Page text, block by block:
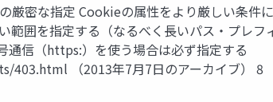
厳密な指定 Cookieの属性をより厳しい条件
囲を指定する（なるべく長いパス・プレ
通信（https:）を使う場合は必ず指定する
（2013年7月7日のアーカイブ） 8